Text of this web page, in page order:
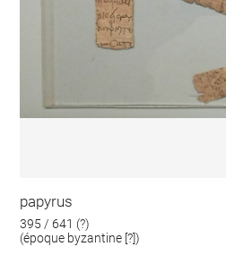
papyrus
395 / 641 (?)
(époque byzantine [?])